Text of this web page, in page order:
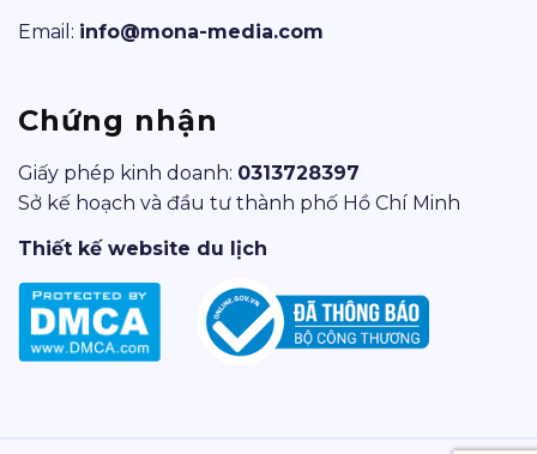
Email: info@mona-media.com
Chứng nhận
Giấy phép kinh doanh: 0313728397
Sở kế hoạch và đầu tư thành phố Hồ Chí Minh
Thiết kế website du lịch